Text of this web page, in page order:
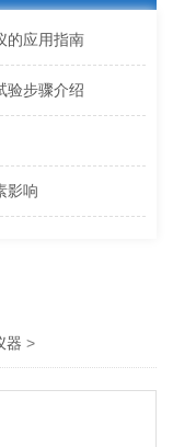
的应用指南
验步骤介绍
影响
器 >